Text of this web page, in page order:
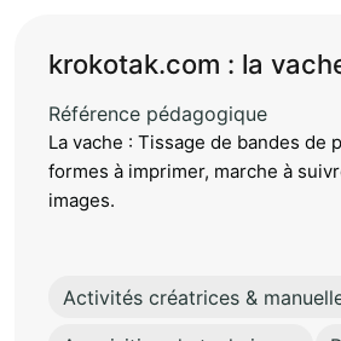
krokotak.com : la
Référence pédagogique
La vache : Tissage de bandes de
formes à imprimer, marche à
images.
Activités créatrices &